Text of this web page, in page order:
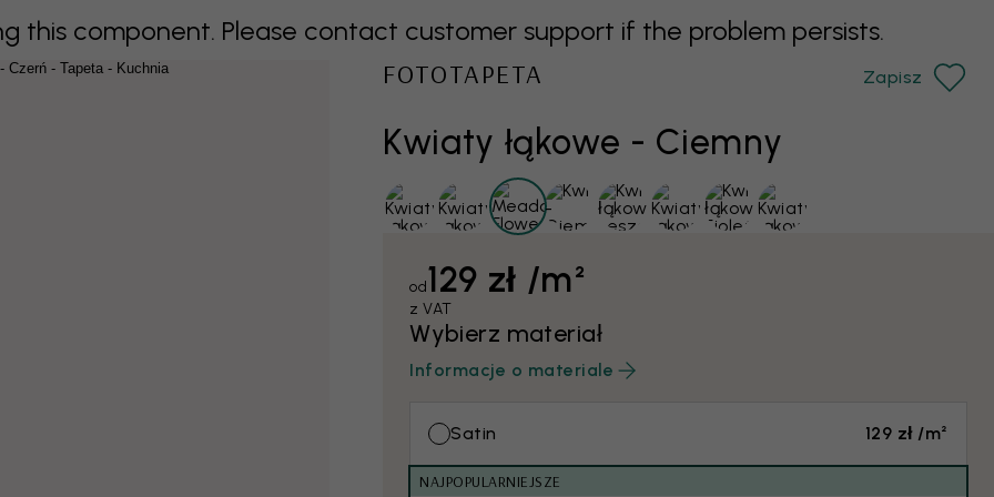
this component. Please contact customer support if the problem persists.
Kwiaty łąkowe - Ciemny
FOTOTAPETA Zapisz
od129 zł /m²
z VAT
Wybierz materiał
Informacje o materiale
Satin 129 zł /m²
NAJPOPULARNIEJSZE